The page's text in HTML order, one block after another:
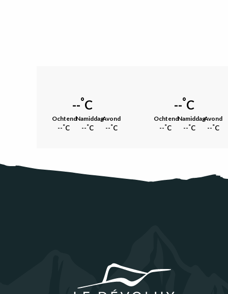
--°C
Ochtend
--°C
Namiddag
--°C
Avond
--°C
--°C
Ochtend
--°C
Namiddag
--°C
Avond
--°C